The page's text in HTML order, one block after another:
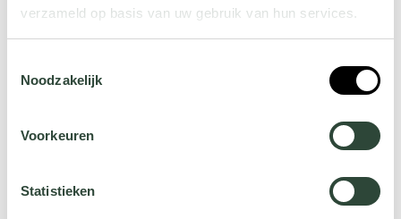
verzameld op basis van uw gebruik van hun services.
jehier.
Noodzakelijk
Voorkeuren
Statistieken